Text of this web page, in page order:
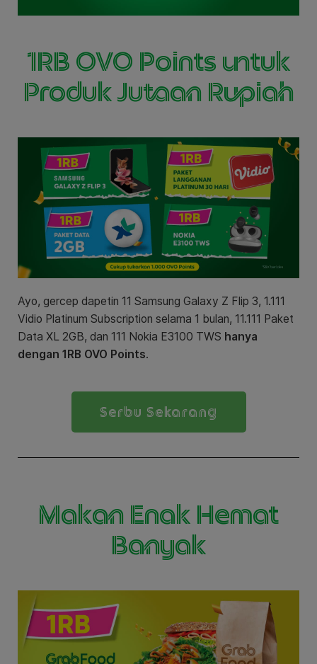
1RB OVO Points untuk
Produk Jutaan Rupiah
Ayo, gercep dapetin 11 Samsung Galaxy Z Flip 3, 1.111
Vidio Platinum Subscription selama 1 bulan, 11.111 Paket
Data XL 2GB, dan 111 Nokia E3100 TWS hanya
dengan 1RB OVO Points.
Serbu Sekarang
Makan Enak Hemat
Banyak